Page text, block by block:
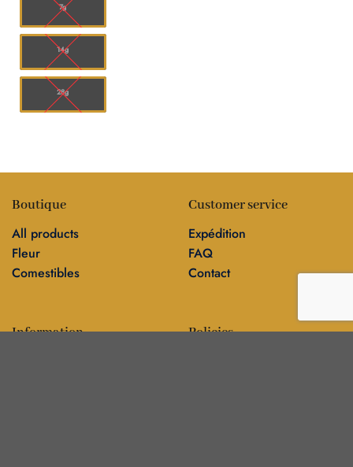
7g
14g
28g
Boutique
All products
Fleur
Comestibles
Customer service
Expédition
FAQ
Contact
Information Policies